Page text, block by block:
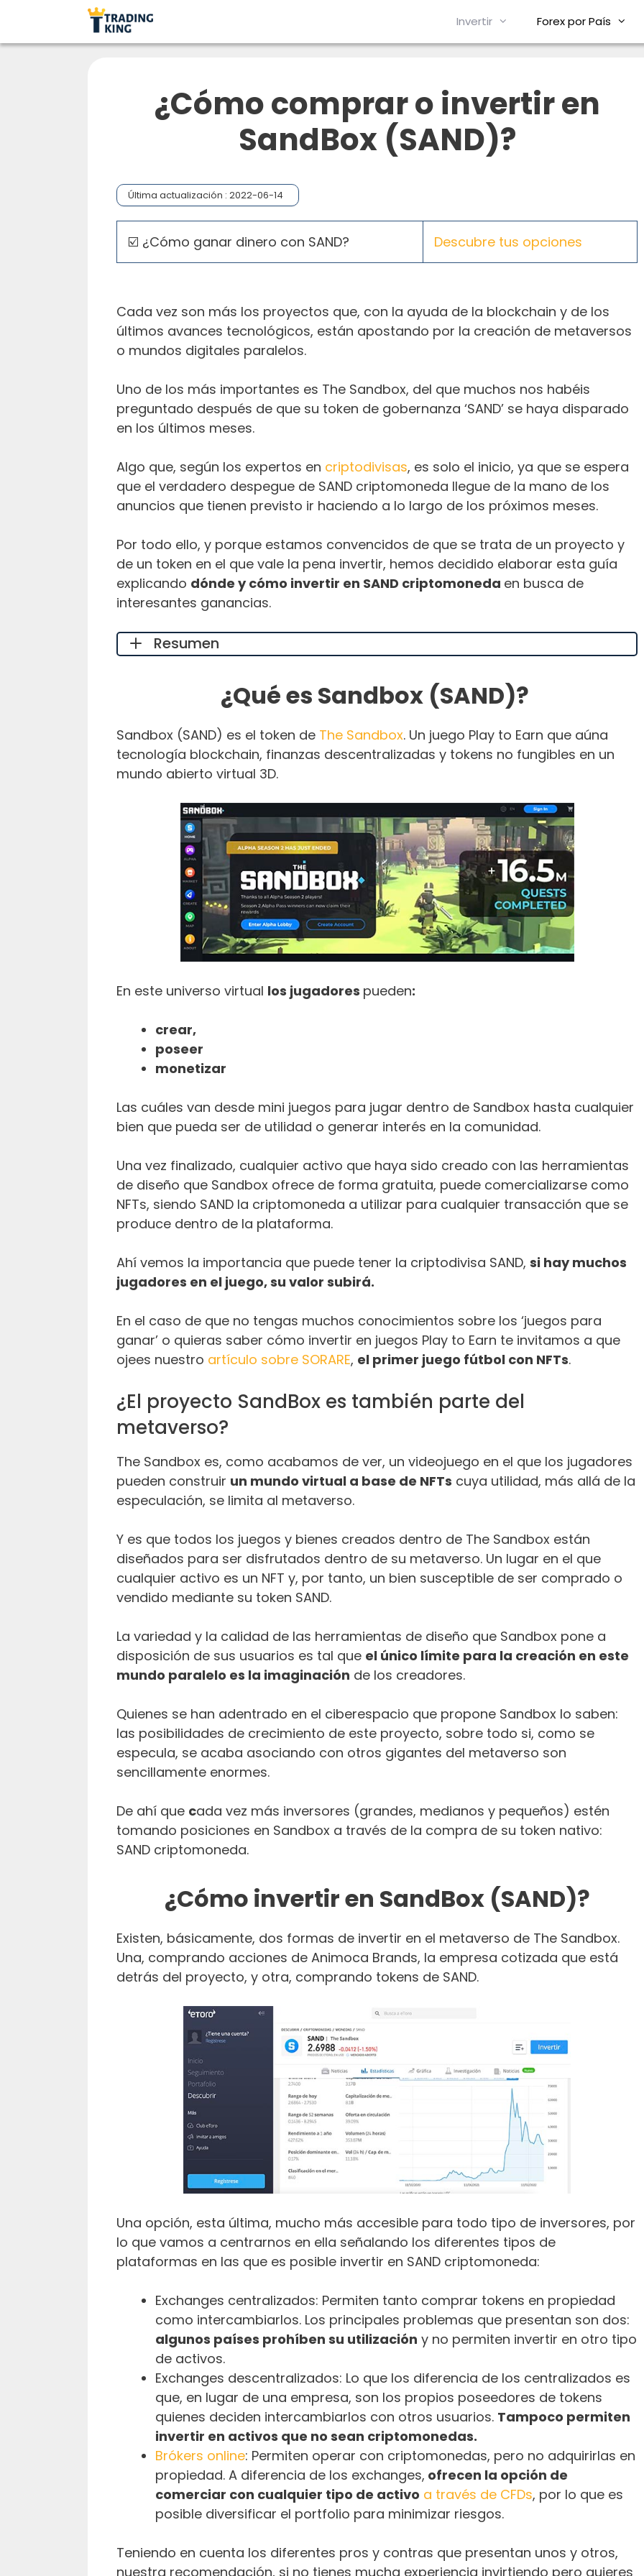
Invertir Forex por País
¿Cómo comprar o invertir en
SandBox (SAND)?
Última actualización : 2022-06-14
☑️ ¿Cómo ganar dinero con SAND? Descubre tus opciones
Cada vez son más los proyectos que, con la ayuda de la blockchain y de los
últimos avances tecnológicos, están apostando por la creación de metaversos
o mundos digitales paralelos.
Uno de los más importantes es The Sandbox, del que muchos nos habéis
preguntado después de que su token de gobernanza ‘SAND’ se haya disparado
en los últimos meses.
Algo que, según los expertos en criptodivisas, es solo el inicio, ya que se espera
que el verdadero despegue de SAND criptomoneda llegue de la mano de los
anuncios que tienen previsto ir haciendo a lo largo de los próximos meses.
Por todo ello, y porque estamos convencidos de que se trata de un proyecto y
de un token en el que vale la pena invertir, hemos decidido elaborar esta guía
explicando dónde y cómo invertir en SAND criptomoneda en busca de
interesantes ganancias.
Resumen
¿Qué es Sandbox (SAND)?
Sandbox (SAND) es el token de The Sandbox. Un juego Play to Earn que aúna
tecnología blockchain, finanzas descentralizadas y tokens no fungibles en un
mundo abierto virtual 3D.
En este universo virtual los jugadores pueden:
crear,
poseer
monetizar
Las cuáles van desde mini juegos para jugar dentro de Sandbox hasta cualquier
bien que pueda ser de utilidad o generar interés en la comunidad.
Una vez finalizado, cualquier activo que haya sido creado con las herramientas
de diseño que Sandbox ofrece de forma gratuita, puede comercializarse como
NFTs, siendo SAND la criptomoneda a utilizar para cualquier transacción que se
produce dentro de la plataforma.
Ahí vemos la importancia que puede tener la criptodivisa SAND, si hay muchos
jugadores en el juego, su valor subirá.
En el caso de que no tengas muchos conocimientos sobre los ‘juegos para
ganar’ o quieras saber cómo invertir en juegos Play to Earn te invitamos a que
ojees nuestro artículo sobre SORARE, el primer juego fútbol con NFTs.
¿El proyecto SandBox es también parte del
metaverso?
The Sandbox es, como acabamos de ver, un videojuego en el que los jugadores
pueden construir un mundo virtual a base de NFTs cuya utilidad, más allá de la
especulación, se limita al metaverso.
Y es que todos los juegos y bienes creados dentro de The Sandbox están
diseñados para ser disfrutados dentro de su metaverso. Un lugar en el que
cualquier activo es un NFT y, por tanto, un bien susceptible de ser comprado o
vendido mediante su token SAND.
La variedad y la calidad de las herramientas de diseño que Sandbox pone a
disposición de sus usuarios es tal que el único límite para la creación en este
mundo paralelo es la imaginación de los creadores.
Quienes se han adentrado en el ciberespacio que propone Sandbox lo saben:
las posibilidades de crecimiento de este proyecto, sobre todo si, como se
especula, se acaba asociando con otros gigantes del metaverso son
sencillamente enormes.
De ahí que cada vez más inversores (grandes, medianos y pequeños) estén
tomando posiciones en Sandbox a través de la compra de su token nativo:
SAND criptomoneda.
¿Cómo invertir en SandBox (SAND)?
Existen, básicamente, dos formas de invertir en el metaverso de The Sandbox.
Una, comprando acciones de Animoca Brands, la empresa cotizada que está
detrás del proyecto, y otra, comprando tokens de SAND.
Una opción, esta última, mucho más accesible para todo tipo de inversores, por
lo que vamos a centrarnos en ella señalando los diferentes tipos de
plataformas en las que es posible invertir en SAND criptomoneda:
Exchanges centralizados: Permiten tanto comprar tokens en propiedad
como intercambiarlos. Los principales problemas que presentan son dos:
algunos países prohíben su utilización y no permiten invertir en otro tipo
de activos.
Exchanges descentralizados: Lo que los diferencia de los centralizados es
que, en lugar de una empresa, son los propios poseedores de tokens
quienes deciden intercambiarlos con otros usuarios. Tampoco permiten
invertir en activos que no sean criptomonedas.
Brókers online: Permiten operar con criptomonedas, pero no adquirirlas en
propiedad. A diferencia de los exchanges, ofrecen la opción de
comerciar con cualquier tipo de activo a través de CFDs, por lo que es
posible diversificar el portfolio para minimizar riesgos.
Teniendo en cuenta los diferentes pros y contras que presentan unos y otros,
nuestra recomendación, si no tienes mucha experiencia invirtiendo pero quieres